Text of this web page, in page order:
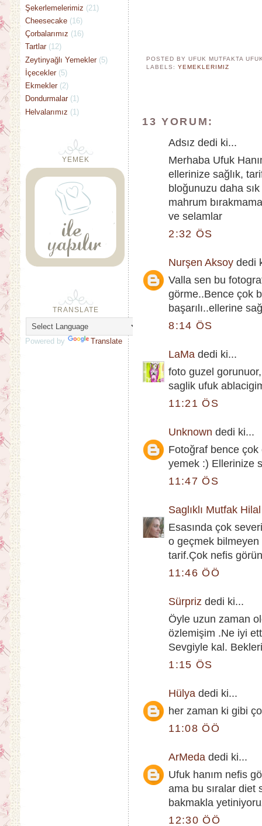
POSTED BY UFUK MUTFAKTA
LABELS:YEMEKLERIMIZ
13 YORUM:
Adsız dedi ki...
Merhaba Ufuk
ellerinize sağlık,
bloğunuzu daha
mahrum
ve selamlar
2:32 ÖS
Nurşen Aksoy dedi
Valla sen bu
görme..Bence çok
başarılı..ellerine
8:14 ÖS
LaMa dedi ki...
foto guzel
saglik ufuk
11:21 ÖS
Unknown dedi ki...
Fotoğraf bence çok
yemek :) Ellerinize
11:47 ÖS
Saglıklı Mutfak Hilal
Esasında çok
o geçmek bilmeyen
tarif.Çok nefis
11:46 ÖÖ
Sürpriz dedi ki...
Öyle uzun zaman
özlemişim .Ne iyi
Sevgiyle kal.
1:15 ÖS
Hülya dedi ki...
her zaman ki gibi
11:08 ÖÖ
ArMeda dedi ki...
Ufuk hanım nefis
ama bu sıralar diet
bakmakla
12:30 ÖÖ
Şekerlemelerimiz (21)
Cheesecake (16)
Çorbalarımız (16)
Tartlar (12)
Zeytinyağlı Yemekler (5)
İçecekler (5)
Ekmekler (2)
Dondurmalar (1)
Helvalarımız (1)
YEMEK
TRANSLATE
Powered by Translate